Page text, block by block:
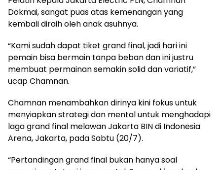
Dokmai, sangat puas atas kemenangan yang
kembali diraih oleh anak asuhnya.
“Kami sudah dapat tiket grand final, jadi hari ini
pemain bisa bermain tanpa beban dan ini justru
membuat permainan semakin solid dan variatif,”
ucap Chamnan.
Chamnan menambahkan dirinya kini fokus untuk
menyiapkan strategi dan mental untuk menghadapi
laga grand final melawan Jakarta BIN di Indonesia
Arena, Jakarta, pada Sabtu (20/7).
“Pertandingan grand final bukan hanya soal